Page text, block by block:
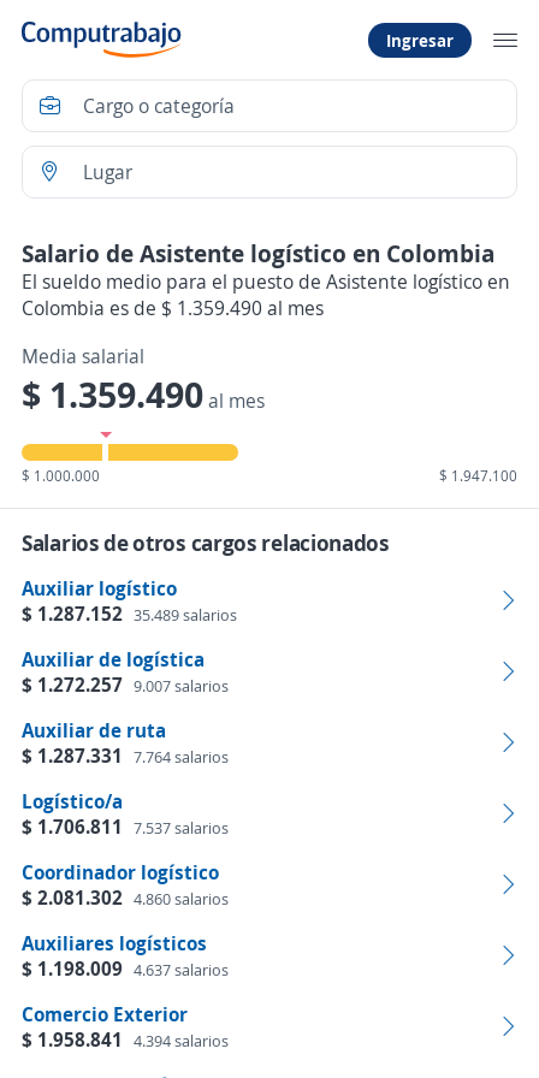
Ingresar
Salario de Asistente logístico en Colombia
El sueldo medio para el puesto de Asistente logístico en
Colombia es de $ 1.359.490 al mes
Media salarial
$ 1.359.490al mes
$ 1.000.000 $ 1.947.100
Salarios de otros cargos relacionados
Auxiliar logístico
$ 1.287.152 35.489 salarios
Auxiliar de logística
$ 1.272.257 9.007 salarios
Auxiliar de ruta
$ 1.287.331
7.764 salarios
Logístico/a
$ 1.706.811
7.537 salarios
Coordinador logístico
$ 2.081.302 4.860 salarios
Auxiliares logísticos
$ 1.198.009 4.637 salarios
Comercio Exterior
$ 1.958.841
4.394 salarios